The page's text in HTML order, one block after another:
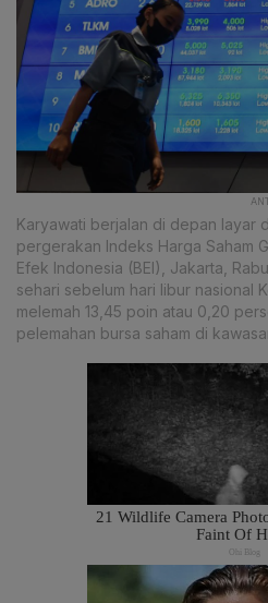
Karyawati berjalan di depan layar
pergerakan Indeks Harga Saham
Efek Indonesia (BEI), Jakarta,
sehari sebelum hari libur nasional
melemah 13,45 poin atau 0,20
pelemahan bursa saham di